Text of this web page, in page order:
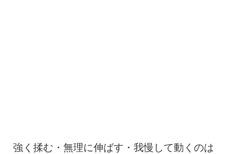
強く揉む・無理に伸ばす・我慢して動くのは